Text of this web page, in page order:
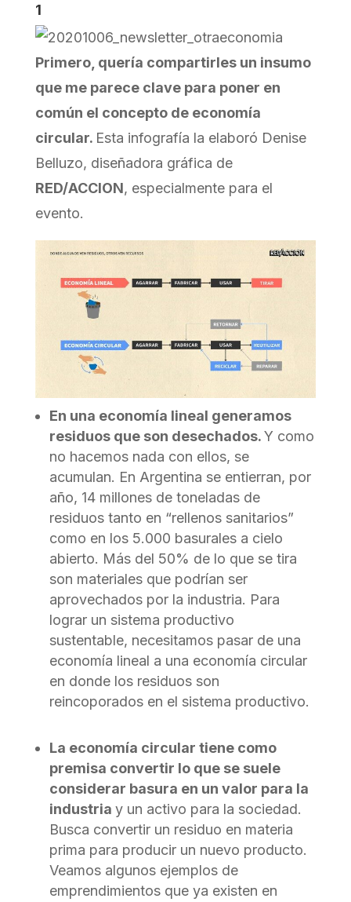
1
Primero, quería compartirles un insumo
que me parece clave para poner en
común el concepto de economía
circular. Esta infografía la elaboró Denise
Belluzo, diseñadora gráfica de
RED/ACCION, especialmente para el
evento.
En una economía lineal generamos
residuos que son desechados.Y como
no hacemos nada con ellos, se
acumulan. En Argentina se entierran, por
año, 14 millones de toneladas de
residuos tanto en “rellenos sanitarios”
como en los 5.000 basurales a cielo
abierto. Más del 50% de lo que se tira
son materiales que podrían ser
aprovechados por la industria. Para
lograr un sistema productivo
sustentable, necesitamos pasar de una
economía lineal a una economía circular
en donde los residuos son
reincoporados en el sistema productivo.
La economía circular tiene como
premisa convertir lo que se suele
considerar basura en un valor para la
industria y un activo para la sociedad.
Busca convertir un residuo en materia
prima para producir un nuevo producto.
Veamos algunos ejemplos de
emprendimientos que ya existen en